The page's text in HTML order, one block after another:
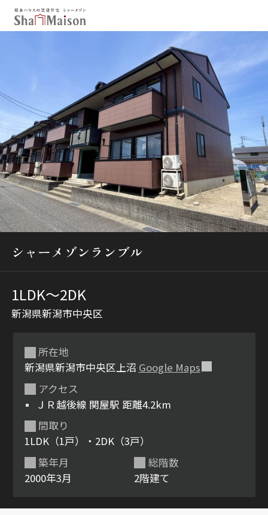
最近見た物件
北海道 東北
関東
中部
関西
中国・四国
九州
市区郡・路線・駅から探す
通勤・通学時間から探す
地図から探す
人気のカテゴリから探す
シャーメゾンとは
ン
ルームツアー 動画ギャラリー
シャーメゾンランブル
1LDK〜2DK
新潟県新潟市中央区
所在地
新潟県新潟市中央区上沼 Google Maps
アクセス
ＪＲ越後線 関屋駅 距離4.2km
築年月
2000年3月
間取り
1LDK（1戸）・2DK（3戸）
総階数
2階建て